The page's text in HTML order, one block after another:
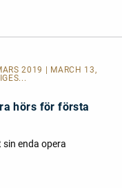
2019 | MARCH 13,
hörs för första
enda opera